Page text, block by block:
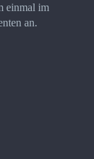
einmal im
an.